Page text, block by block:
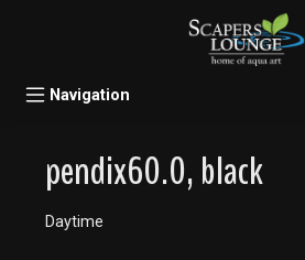
Navigation
pendix60.0, black
Daytime